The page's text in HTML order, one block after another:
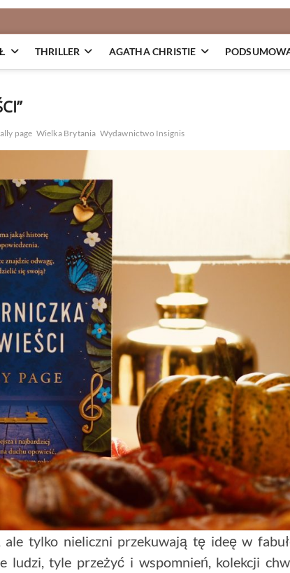
THRILLER AGATHA CHRISTIE
page Wielka Brytania Wydawnictwo Insignis
tylko nieliczni przekuwają tę ideę w
ludzi, tyle przeżyć i wspomnień, kolekcji